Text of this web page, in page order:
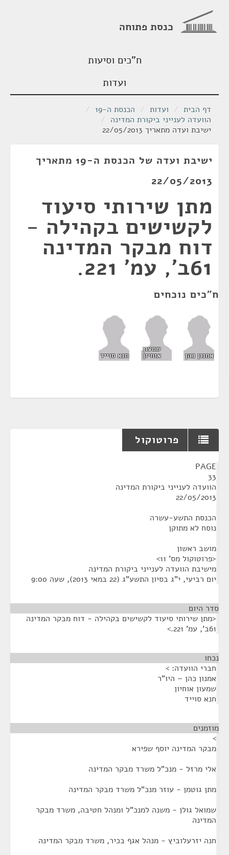
כנסת פתוחה
ח"כים וסיעות
ועדות
דף הבית / ועדות / הכנסת ה-19
/
הוועדה לענייני ביקורת המדינה /
ישיבת ועדה מתאריך 22/05/2013
ישיבת ועדה של הכנסת ה-19 מתאריך
22/05/2013
מתן שירותי סיעוד
לקשישים בקהילה -
דוח מבקר המדינה
61ב', עמ' 221.
ח"כים נוכחים
אמנון כהן
שמעון
אוחיון חנא סוייד
פרוטוקול
PAGE
33
הוועדה לענייני ביקורת המדינה
22/05/2013
הכנסת התשע-עשרה
נוסח לא מתוקן
מושב ראשון
<פרוטוקול מס' 11>
מישיבת הוועדה לענייני ביקורת המדינה
יום רביעי, י"ג בסיון התשע"ג (22 במאי 2013), שעה 9:00
סדר היום
<מתן שירותי סיעוד לקשישים בקהילה - דוח מבקר המדינה
61ב', עמ' 221.>
נכחו
חברי הוועדה: >
אמנון כהן – היו"ר
שמעון אוחיון
חנא סוייד
מוזמנים
>
מבקר המדינה יוסף שפירא
אלי מרזל - מנכ"ל משרד מבקר המדינה
מתן גוטמן - עוזר מנכ"ל משרד מבקר המדינה
שמואל גולן - משנה למנכ"ל ומנהל חטיבה, משרד מבקר
המדינה
חנה יזרעלוביץ - מנהל אגף בכיר, משרד מבקר המדינה